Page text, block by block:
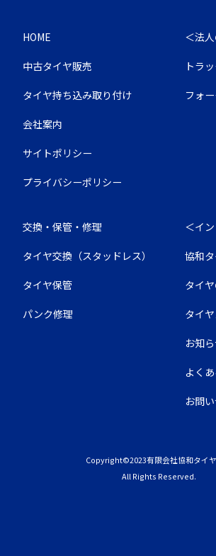
HOME
中古タイヤ販売
タイヤ持ち込み取り付け
会社案内
サイトポリシー
プライバシーポリシー
＜法
トラ
フォ
交換・保管・修理
タイヤ交換（スタッドレス）
タイヤ保管
パンク修理
＜イ
協和
タイ
タイ
お知
よく
お問
Copyright©2023有限会社協和タイ
All Rights Reserved.